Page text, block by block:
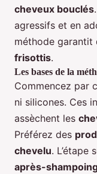
cheveux bouclés
agressifs et en
méthode garantit
frisottis.
Les bases de la
Commencez par
ni silicones. Ces
assèchent les
Préférez des
chevelu. L’étape
après-